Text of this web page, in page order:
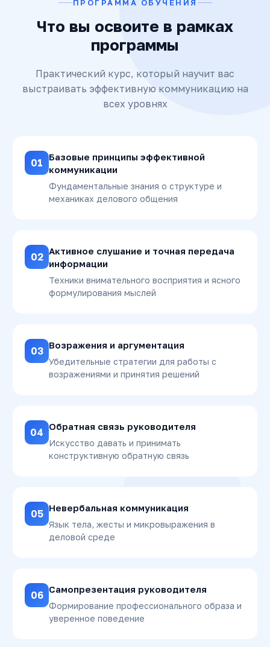
ПРОГРАММА ОБУЧЕНИЯ
Что вы освоите в рамках
программы
Практический курс, который научит вас
выстраивать эффективную коммуникацию на
всех уровнях
01
Базовые принципы эффективной
коммуникации
Фундаментальные знания о структуре и
механиках делового общения
02 Активное слушание и точная передача
информации
Техники внимательного восприятия и ясного
формулирования мыслей
03 Возражения и аргументация
Убедительные стратегии для работы с
возражениями и принятия решений
04 Обратная связь руководителя
Искусство давать и принимать
конструктивную обратную связь
05 Невербальная коммуникация
Язык тела, жесты и микровыражения в
деловой среде
06 Самопрезентация руководителя
Формирование профессионального образа и
уверенное поведение